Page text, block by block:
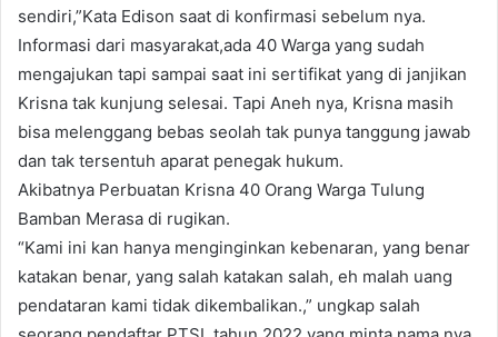
sendiri,”Kata Edison saat di konfirmasi sebelum nya.
Informasi dari masyarakat,ada 40 Warga yang sudah
mengajukan tapi sampai saat ini sertifikat yang di janjikan
Krisna tak kunjung selesai. Tapi Aneh nya, Krisna masih
bisa melenggang bebas seolah tak punya tanggung jawab
dan tak tersentuh aparat penegak hukum.
Akibatnya Perbuatan Krisna 40 Orang Warga Tulung
Bamban Merasa di rugikan.
“Kami ini kan hanya menginginkan kebenaran, yang benar
katakan benar, yang salah katakan salah, eh malah uang
pendataran kami tidak dikembalikan.,” ungkap salah